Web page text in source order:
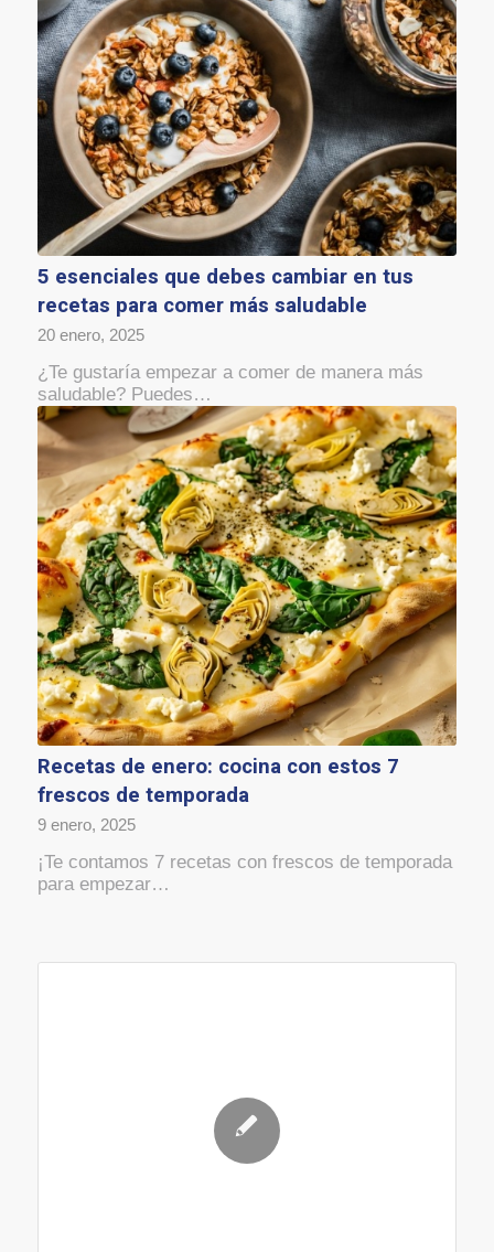
5 esenciales que debes cambiar en tus
recetas para comer más saludable
20 enero, 2025
¿Te gustaría empezar a comer de manera más
saludable? Puedes…
Recetas de enero: cocina con estos 7
frescos de temporada
9 enero, 2025
¡Te contamos 7 recetas con frescos de temporada
para empezar…